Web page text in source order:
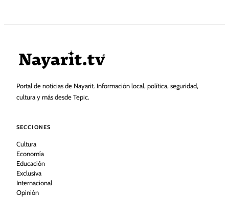
Portal de noticias de Nayarit. Información local, política, seguridad,
cultura y más desde Tepic.
SECCIONES
Cultura
Economía
Educación
Exclusiva
Internacional
Opinión